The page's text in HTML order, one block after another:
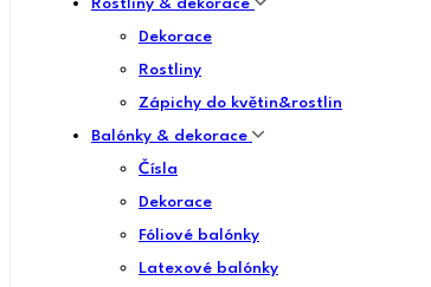
Rostliny & dekorace
Dekorace
Rostliny
Zápichy do květin&rostlin
Balónky & dekorace
Čísla
Dekorace
Fóliové balónky
Latexové balónky